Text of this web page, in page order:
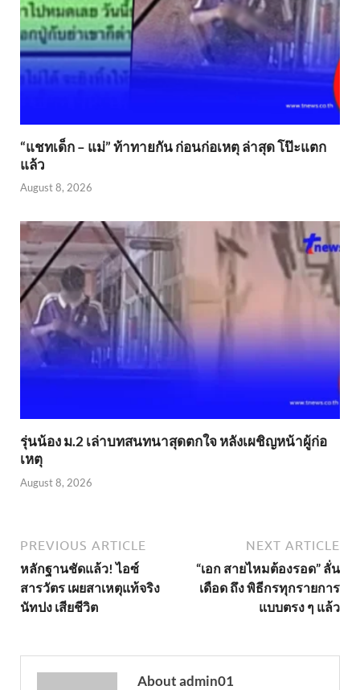
“แชทเด็ก – แม่” ท้าทายกัน ก่อนก่อเหตุ ล่าสุด โป๊ะแตก
แล้ว
August 8, 2026
รุ่นน้อง ม.2 เล่าบทสนทนาสุดตกใจ หลังเผชิญหน้าผู้ก่อ
เหตุ
August 8, 2026
PREVIOUS ARTICLE
หลักฐานชัดแล้ว! ไอซ์
สารวัตร เผยสาเหตุแท้จริง
นัทปง เสียชีวิต
NEXT ARTICLE
“เอก สายไหมต้องรอด” ลั่น
เดือด ถึง พิธีกรทุกรายการ
แบบตรง ๆ แล้ว
About admin01